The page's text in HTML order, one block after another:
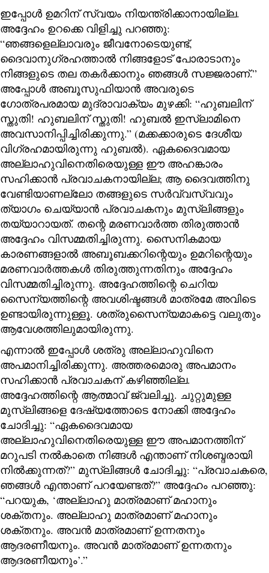
ഇപ്പോൾ ഉമറിന് സ്വയം നിയന്ത്രിക്കാനായില്ല.
അദ്ദേഹം ഉറക്കെ വിളിച്ചു പറഞ്ഞു:
“ഞങ്ങളെല്ലാവരും ജീവനോടെയുണ്ട്,
ദൈവാനുഗ്രഹത്താൽ നിങ്ങളോട് പോരാടാനും
നിങ്ങളുടെ തല തകർക്കാനും ഞങ്ങൾ സജ്ജരാണ്.”
അപ്പോൾ അബൂസുഫിയാൻ അവരുടെ
ഗോത്രപരമായ മുദ്രാവാക്യം മുഴക്കി: “ഹുബലിന്
സ്തുതി! ഹുബലിന് സ്തുതി! ഹുബൽ ഇസ്‌ലാമിനെ
അവസാനിപ്പിച്ചിരിക്കുന്നു.” (മക്കക്കാരുടെ ദേശീയ
വിഗ്രഹമായിരുന്നു ഹുബൽ). ഏകദൈവമായ
അല്ലാഹുവിനെതിരെയുള്ള ഈ അഹങ്കാരം
സഹിക്കാൻ പ്രവാചകനായില്ല; ആ ദൈവത്തിനു
വേണ്ടിയാണല്ലോ തങ്ങളുടെ സർവ്വസ്വവും
ത്യാഗം ചെയ്യാൻ പ്രവാചകനും മുസ്ലിങ്ങളും
തയ്യാറായത്. തന്റെ മരണവാർത്ത തിരുത്താൻ
അദ്ദേഹം വിസമ്മതിച്ചിരുന്നു. സൈനികമായ
കാരണങ്ങളാൽ അബൂബക്കറിന്റെയും ഉമറിന്റെയും
മരണവാർത്തകൾ തിരുത്തുന്നതിനും അദ്ദേഹം
വിസമ്മതിച്ചിരുന്നു. അദ്ദേഹത്തിന്റെ ചെറിയ
സൈന്യത്തിന്റെ അവശിഷ്ടങ്ങൾ മാത്രമേ അവിടെ
ഉണ്ടായിരുന്നുള്ളൂ. ശത്രുസൈന്യമാകട്ടെ വലുതും
ആവേശത്തിലുമായിരുന്നു.
എന്നാൽ ഇപ്പോൾ ശത്രു അല്ലാഹുവിനെ
അപമാനിച്ചിരിക്കുന്നു. അത്തരമൊരു അപമാനം
സഹിക്കാൻ പ്രവാചകന് കഴിഞ്ഞില്ല.
അദ്ദേഹത്തിന്റെ ആത്മാവ് ജ്വലിച്ചു. ചുറ്റുമുള്ള
മുസ്ലിങ്ങളെ ദേഷ്യത്തോടെ നോക്കി അദ്ദേഹം
ചോദിച്ചു: “ഏകദൈവമായ
അല്ലാഹുവിനെതിരെയുള്ള ഈ അപമാനത്തിന്
മറുപടി നൽകാതെ നിങ്ങൾ എന്താണ് നിശബ്ദരായി
നിൽക്കുന്നത്?” മുസ്ലിങ്ങൾ ചോദിച്ചു: “പ്രവാചകരെ,
ഞങ്ങൾ എന്താണ് പറയേണ്ടത്?” അദ്ദേഹം പറഞ്ഞു:
“പറയുക, ‘അല്ലാഹു മാത്രമാണ് മഹാനും
ശക്തനും. അല്ലാഹു മാത്രമാണ് മഹാനും
ശക്തനും. അവൻ മാത്രമാണ് ഉന്നതനും
ആദരണീയനും. അവൻ മാത്രമാണ് ഉന്നതനും
ആദരണീയനും’.”